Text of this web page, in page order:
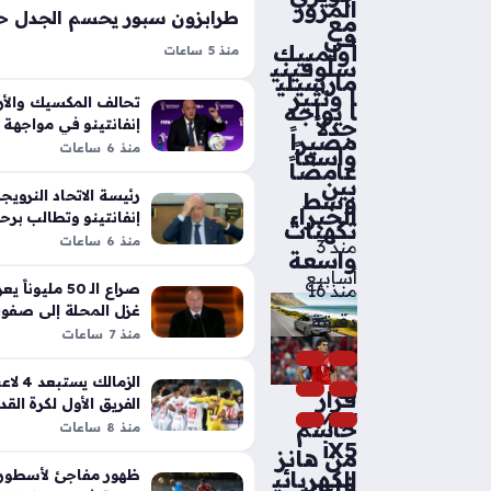
المرور
في
سلوفيني
ا وتثير
جدلاً
واسعاً
بين
الخبراء
منذ 3
أسابيع
مواصفا
ت
BMW
iX5
الكهربائي
مع
أولمبيك
مارسيلي
ا يواجه
مصيراً
غامضاً
وسط
تكهنات
واسعة
منذ 16
دقيقة
قرار
حاسم
من هانز
منذ 5 ساعات
صلاح إذ سارع النادي التركي إلى
يضع حداً للتكهنات التي ملأت منصات
الاجتماعي مؤخرًا، موضحًا عدم صحة
تحالف المكسيك
إنفانتينو في
حقوق كأس العالم
منذ 6 ساعات
رئيسة الاتحاد
إنفانتينو وتطالب
منذ 6 ساعات
صراع الـ 50
غزل المحلة إلى
منذ 7 ساعات
الفريق الأول لكرة
منذ 8 ساعات
ظهور مفاجئ